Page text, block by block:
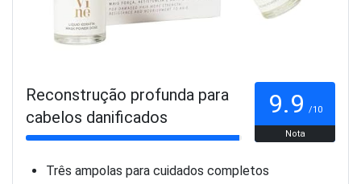
Reconstrução profunda para
cabelos danificados
9.9 /10
Nota
Três ampolas para cuidados completos